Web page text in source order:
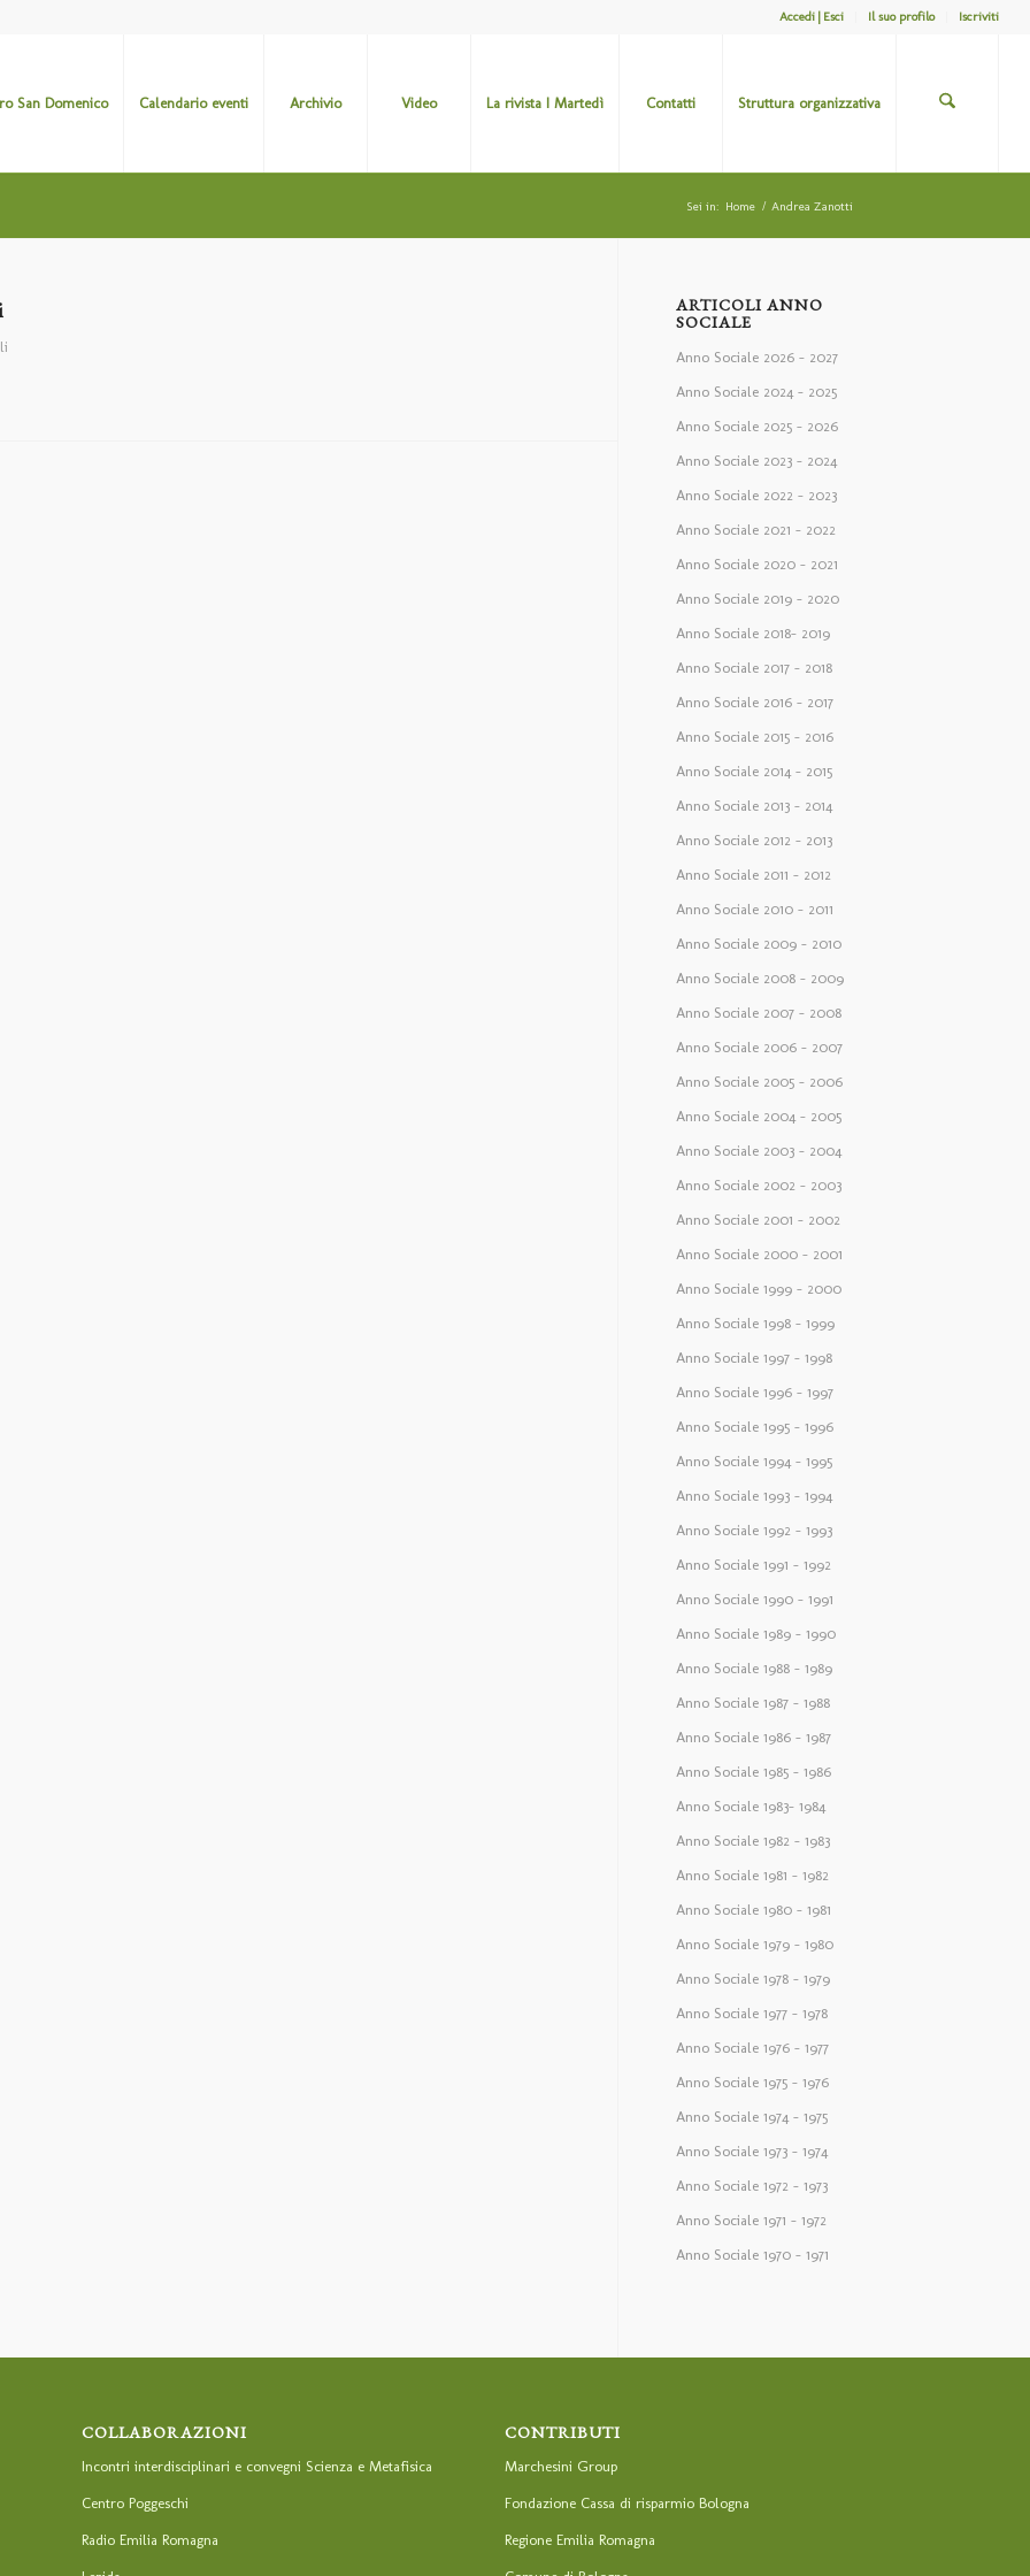
Accedi | Esci Il suo profilo Iscriviti
San Domenico Calendario eventi Archivio Video La rivista I Martedì Contatti Struttura organizzativa
Sei in: Home / Andrea Zanotti
ARTICOLI ANNO
SOCIALE
Anno Sociale 2026 – 2027
Anno Sociale 2024 – 2025
Anno Sociale 2025 – 2026
Anno Sociale 2023 – 2024
Anno Sociale 2022 – 2023
Anno Sociale 2021 – 2022
Anno Sociale 2020 – 2021
Anno Sociale 2019 – 2020
Anno Sociale 2018– 2019
Anno Sociale 2017 – 2018
Anno Sociale 2016 – 2017
Anno Sociale 2015 – 2016
Anno Sociale 2014 – 2015
Anno Sociale 2013 – 2014
Anno Sociale 2012 – 2013
Anno Sociale 2011 – 2012
Anno Sociale 2010 – 2011
Anno Sociale 2009 – 2010
Anno Sociale 2008 – 2009
Anno Sociale 2007 – 2008
Anno Sociale 2006 – 2007
Anno Sociale 2005 – 2006
Anno Sociale 2004 – 2005
Anno Sociale 2003 – 2004
Anno Sociale 2002 – 2003
Anno Sociale 2001 – 2002
Anno Sociale 2000 – 2001
Anno Sociale 1999 – 2000
Anno Sociale 1998 – 1999
Anno Sociale 1997 – 1998
Anno Sociale 1996 – 1997
Anno Sociale 1995 – 1996
Anno Sociale 1994 – 1995
Anno Sociale 1993 – 1994
Anno Sociale 1992 – 1993
Anno Sociale 1991 – 1992
Anno Sociale 1990 – 1991
Anno Sociale 1989 – 1990
Anno Sociale 1988 – 1989
Anno Sociale 1987 – 1988
Anno Sociale 1986 – 1987
Anno Sociale 1985 – 1986
Anno Sociale 1983– 1984
Anno Sociale 1982 – 1983
Anno Sociale 1981 – 1982
Anno Sociale 1980 – 1981
Anno Sociale 1979 – 1980
Anno Sociale 1978 – 1979
Anno Sociale 1977 – 1978
Anno Sociale 1976 – 1977
Anno Sociale 1975 – 1976
Anno Sociale 1974 – 1975
Anno Sociale 1973 – 1974
Anno Sociale 1972 – 1973
Anno Sociale 1971 – 1972
Anno Sociale 1970 – 1971
COLLABORAZIONI
Incontri interdisciplinari e convegni Scienza e Metafisica
Centro Poggeschi
Radio Emilia Romagna
CONTRIBUTI
Marchesini Group
Fondazione Cassa di risparmio Bologna
Regione Emilia Romagna